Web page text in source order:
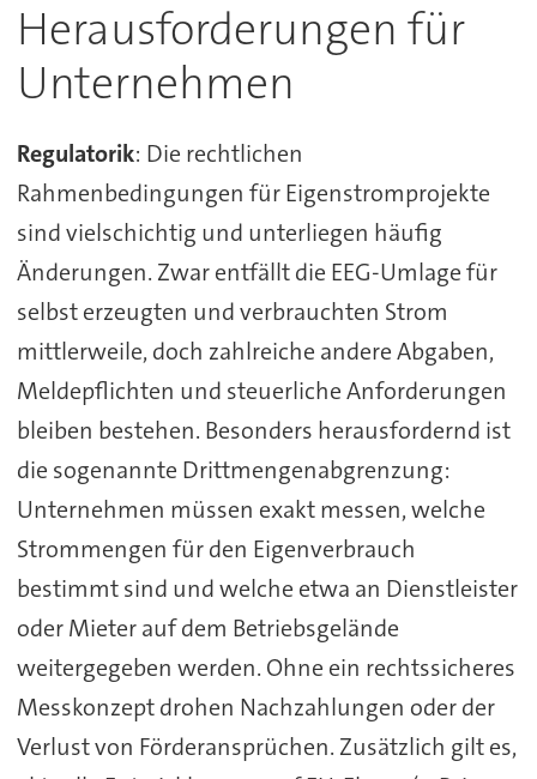
Herausforderungen für
Unternehmen
Regulatorik: Die rechtlichen
Rahmenbedingungen für Eigenstromprojekte
sind vielschichtig und unterliegen häufig
Änderungen. Zwar entfällt die EEG-Umlage für
selbst erzeugten und verbrauchten Strom
mittlerweile, doch zahlreiche andere Abgaben,
Meldepflichten und steuerliche Anforderungen
bleiben bestehen. Besonders herausfordernd ist
die sogenannte Drittmengenabgrenzung:
Unternehmen müssen exakt messen, welche
Strommengen für den Eigenverbrauch
bestimmt sind und welche etwa an Dienstleister
oder Mieter auf dem Betriebsgelände
weitergegeben werden. Ohne ein rechtssicheres
Messkonzept drohen Nachzahlungen oder der
Verlust von Förderansprüchen. Zusätzlich gilt es,